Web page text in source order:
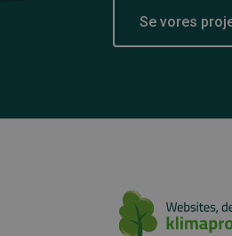
Se vores